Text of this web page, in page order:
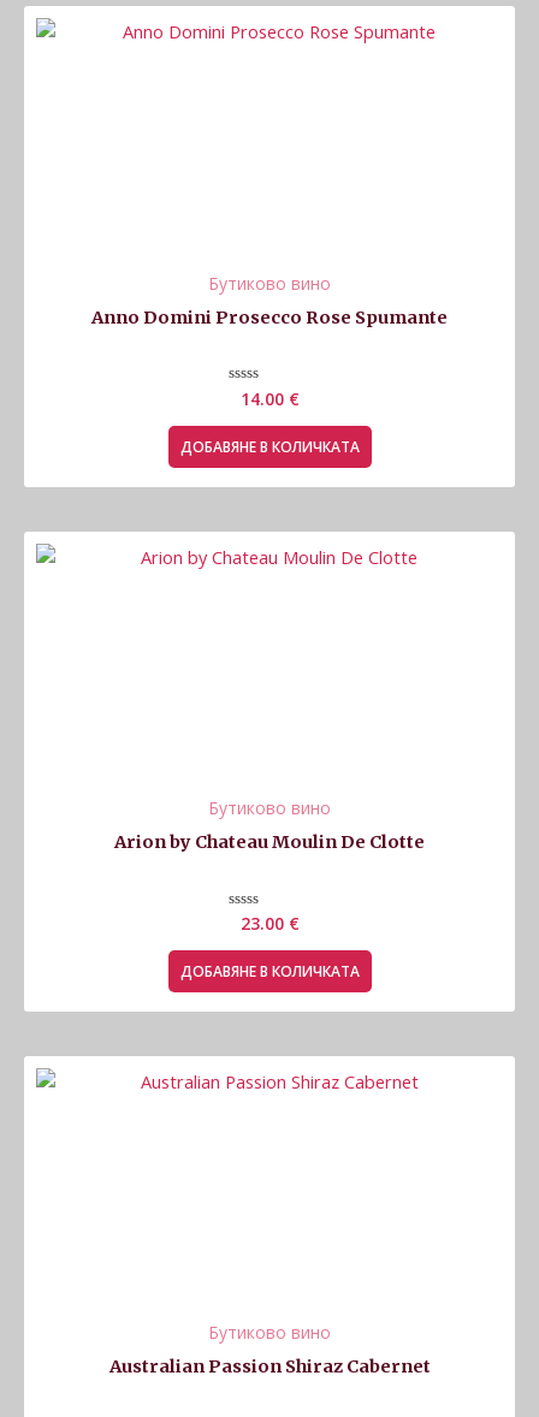
Бутиково вино
Anno Domini Prosecco Rose Spumante
Оценено
0
от
5
14.00 €
ДОБАВЯНЕ В КОЛИЧКАТА
Бутиково вино
Arion by Chateau Moulin De Clotte
Оценено
0
от
5
23.00 €
ДОБАВЯНЕ В КОЛИЧКАТА
Бутиково вино
Australian Passion Shiraz Cabernet